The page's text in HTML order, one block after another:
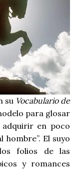
su Vocabulario de
para glosar
en poco
El suyo
folios de las
y romances